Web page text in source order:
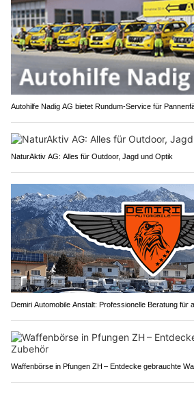
Autohilfe Nadig AG bietet Rundum‑Service für
NaturAktiv AG: Alles für Outdoor, Jagd und Optik
Demiri Automobile Anstalt: Professionelle Beratung für
Waffenbörse in Pfungen ZH – Entdecke gebrauchte